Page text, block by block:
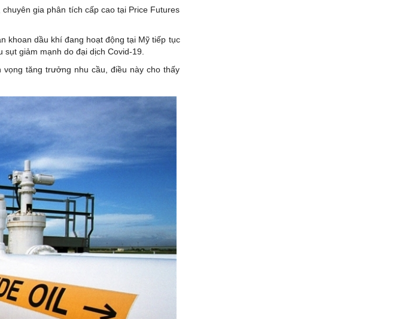
gia phân tích cấp cao tại Price Futures
khoan dầu khí đang hoạt động tại Mỹ tiếp tục
giảm mạnh do đại dịch Covid-19.
tăng trưởng nhu cầu, điều này cho thấy